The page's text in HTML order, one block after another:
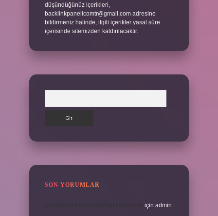
düşündüğünüz içerikleri,
backlinkpanelicomtr@gmail.com adresine
bildirmeniz halinde, ilgili içerikler yasal süre
içerisinde sitemizden kaldırılacaktır.
SON YORUMLAR
için admin